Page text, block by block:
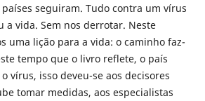
seguiram. Tudo contra um vírus
a vida. Sem nos derrotar. Neste
uma lição para a vida: o caminho faz-
tempo que o livro reflete, o país
vírus, isso deveu-se aos decisores
tomar medidas, aos especialistas